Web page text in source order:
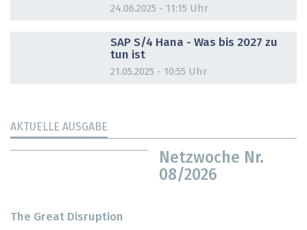
24.06.2025 - 11:15 Uhr
SAP S/4 Hana - Was bis 2027 zu
tun ist
21.05.2025 - 10:55 Uhr
AKTUELLE AUSGABE
Netzwoche Nr.
08/2026
The Great Disruption